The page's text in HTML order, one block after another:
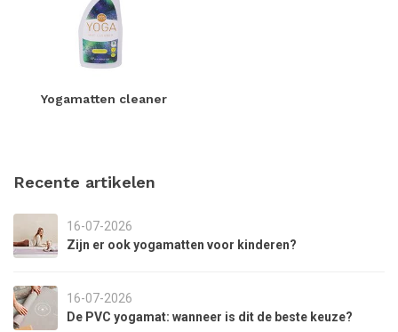
Yogamatten cleaner
Recente artikelen
16-07-2026
Zijn er ook yogamatten voor kinderen?
16-07-2026
De PVC yogamat: wanneer is dit de beste keuze?